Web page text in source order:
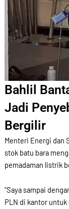
Bahlil
Jadi
Bergilir
Menteri Energi dan
stok batu bara
pemadaman listrik
“Saya sampai
PLN di kantor untuk